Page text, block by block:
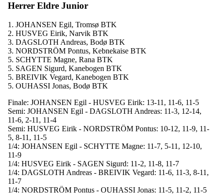
Herrer Eldre Junior
1. JOHANSEN Egil, Tromsø BTK
2. HUSVEG Eirik, Narvik BTK
3. DAGSLOTH Andreas, Bodø BTK
3. NORDSTRÖM Pontus, Kebnekaise BTK
5. SCHYTTE Magne, Rana BTK
5. SAGEN Sigurd, Kanebogen BTK
5. BREIVIK Vegard, Kanebogen BTK
5. OUHASSI Jonas, Bodø BTK
Finale: JOHANSEN Egil - HUSVEG Eirik: 13-11, 11-6, 11-5
Semi: JOHANSEN Egil - DAGSLOTH Andreas: 11-3, 12-14,
11-6, 2-11, 11-4
Semi: HUSVEG Eirik - NORDSTRÖM Pontus: 10-12, 11-9, 11-
5, 8-11, 11-5
1/4: JOHANSEN Egil - SCHYTTE Magne: 11-7, 5-11, 12-10,
11-9
1/4: HUSVEG Eirik - SAGEN Sigurd: 11-2, 11-8, 11-7
1/4: DAGSLOTH Andreas - BREIVIK Vegard: 11-6, 11-3, 8-11,
11-7
1/4: NORDSTRÖM Pontus - OUHASSI Jonas: 11-5, 11-2, 11-5